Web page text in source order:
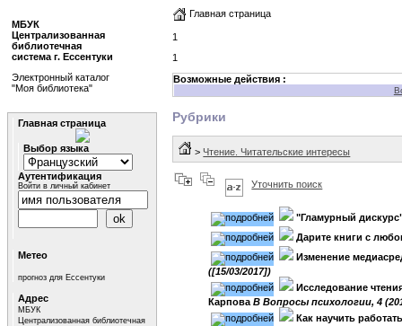
Главная страница
1
1
Возможные действия :
Рубрики
>Чтение. Читательские интересы
Уточнить поиск
"Гламурный
Дарите книги с
Изменение
([15/03/2017])
Исследование
КарповаB Вопросы психологии, 4
Как научить
МБУК
Централизованная
библиотечная
система г. Ессентуки
Электронный каталог
"Моя библиотека"
Главная страница
Выбор языка
Аутентификация
Войти в личный кабинет
Метео
прогноз для Ессентуки
Адрес
МБУК
Централизованная библиотечная